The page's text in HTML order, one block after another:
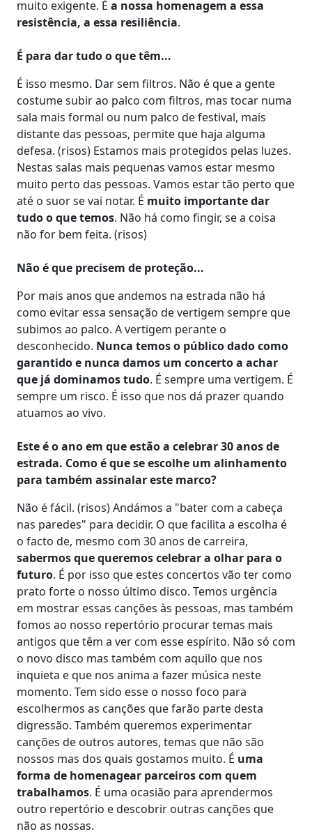
muito exigente. É a nossa homenagem a essa
resistência, a essa resiliência.
É para dar tudo o que têm...
É isso mesmo. Dar sem filtros. Não é que a gente
costume subir ao palco com filtros, mas tocar numa
sala mais formal ou num palco de festival, mais
distante das pessoas, permite que haja alguma
defesa. (risos) Estamos mais protegidos pelas luzes.
Nestas salas mais pequenas vamos estar mesmo
muito perto das pessoas. Vamos estar tão perto que
até o suor se vai notar. É muito importante dar
tudo o que temos. Não há como fingir, se a coisa
não for bem feita. (risos)
Não é que precisem de proteção...
Por mais anos que andemos na estrada não há
como evitar essa sensação de vertigem sempre que
subimos ao palco. A vertigem perante o
desconhecido. Nunca temos o público dado como
garantido e nunca damos um concerto a achar
que já dominamos tudo. É sempre uma vertigem. É
sempre um risco. É isso que nos dá prazer quando
atuamos ao vivo.
Este é o ano em que estão a celebrar 30 anos de
estrada. Como é que se escolhe um alinhamento
para também assinalar este marco?
Não é fácil. (risos) Andámos a "bater com a cabeça
nas paredes" para decidir. O que facilita a escolha é
o facto de, mesmo com 30 anos de carreira,
sabermos que queremos celebrar a olhar para o
futuro. É por isso que estes concertos vão ter como
prato forte o nosso último disco. Temos urgência
em mostrar essas canções às pessoas, mas também
fomos ao nosso repertório procurar temas mais
antigos que têm a ver com esse espírito. Não só com
o novo disco mas também com aquilo que nos
inquieta e que nos anima a fazer música neste
momento. Tem sido esse o nosso foco para
escolhermos as canções que farão parte desta
digressão. Também queremos experimentar
canções de outros autores, temas que não são
nossos mas dos quais gostamos muito. É uma
forma de homenagear parceiros com quem
trabalhamos. É uma ocasião para aprendermos
outro repertório e descobrir outras canções que
não as nossas.